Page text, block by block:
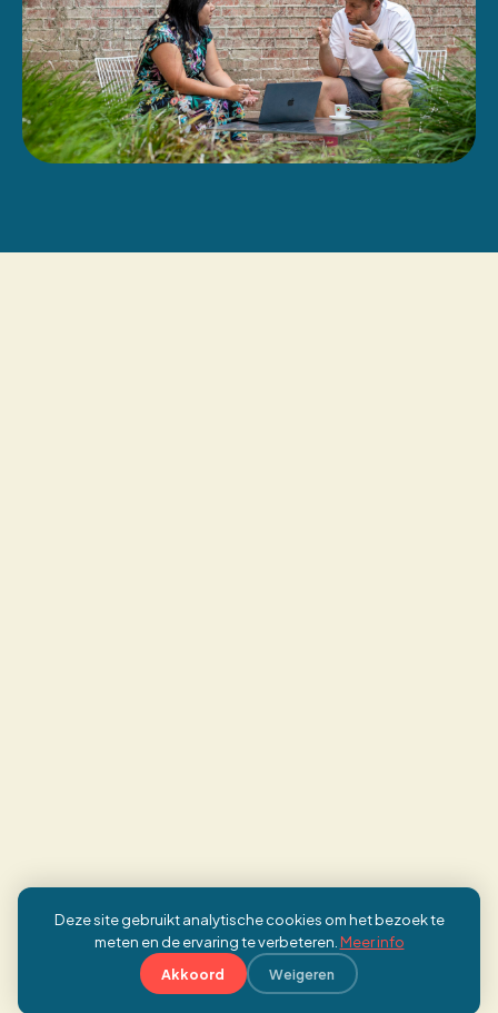
Deze site gebruikt analytische cookies om het bezoek te
meten en de ervaring te verbeteren. Meer info
Akkoord Weigeren